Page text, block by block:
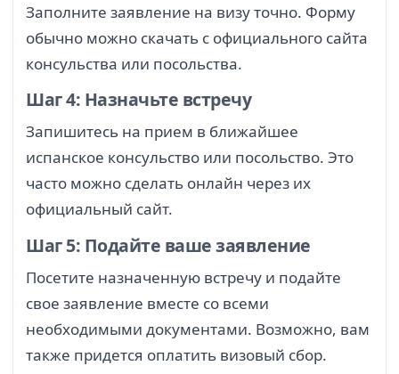
Заполните заявление на визу точно. Форму
обычно можно скачать с официального сайта
консульства или посольства.
Шаг 4: Назначьте встречу
Запишитесь на прием в ближайшее
испанское консульство или посольство. Это
часто можно сделать онлайн через их
официальный сайт.
Шаг 5: Подайте ваше заявление
Посетите назначенную встречу и подайте
свое заявление вместе со всеми
необходимыми документами. Возможно, вам
также придется оплатить визовый сбор.